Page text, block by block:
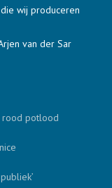
wij produceren
van der Sar
rood potlood